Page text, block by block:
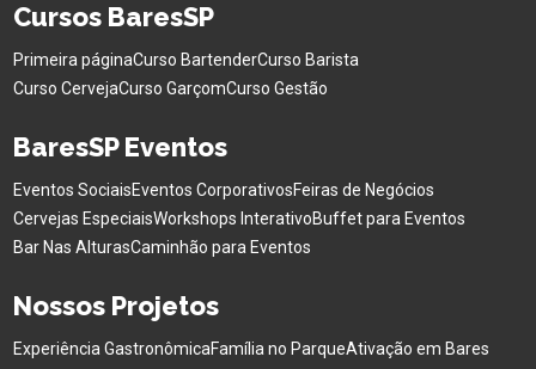
Cursos BaresSP
Primeira páginaCurso BartenderCurso Barista
Curso CervejaCurso GarçomCurso Gestão
BaresSP Eventos
Eventos SociaisEventos CorporativosFeiras de Negócios
Cervejas EspeciaisWorkshops InterativoBuffet para Eventos
Bar Nas AlturasCaminhão para Eventos
Nossos Projetos
Experiência GastronômicaFamília no ParqueAtivação em Bares